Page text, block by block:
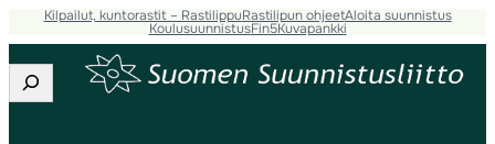
Kilpailut, kuntorastit – RastilippuRastilipun ohjeetAloita suunnistus
KoulusuunnistusFin5Kuvapankki
Etsi